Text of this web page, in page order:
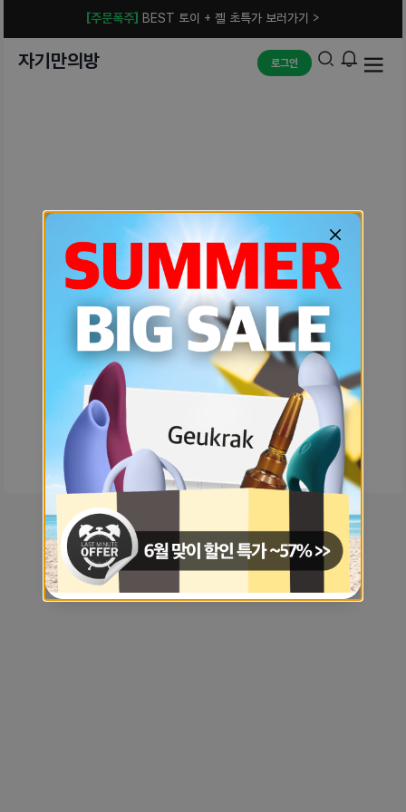
[주문폭주] BEST 토이 + 젤 초특가 보러가기 >
자기만의방 로그인
예상치 못한 에러입니다.